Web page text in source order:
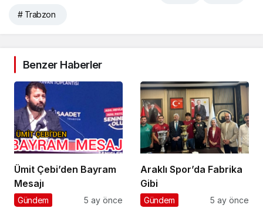
# Trabzon
Benzer Haberler
Ümit Çebi’den Bayram
Mesajı
Gündem 5 ay önce
Araklı Spor’da Fabrika
Gibi
Gündem 5 ay önce